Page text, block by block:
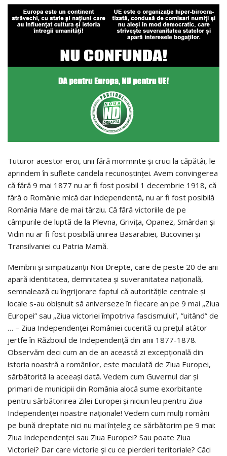
Tuturor acestor eroi, unii fără morminte şi cruci la căpătâi, le
aprindem în suflete candela recunoştinţei. Avem convingerea
că fără 9 mai 1877 nu ar fi fost posibil 1 decembrie 1918, că
fără o Românie mică dar independentă, nu ar fi fost posibilă
România Mare de mai târziu. Că fără victoriile de pe
câmpurile de luptă de la Plevna, Griviţa, Opanez, Smârdan şi
Vidin nu ar fi fost posibilă unirea Basarabiei, Bucovinei şi
Transilvaniei cu Patria Mamă.
Membrii și simpatizanții Noii Drepte, care de peste 20 de ani
apară identitatea, demnitatea și suveranitatea națională,
semnalează cu îngrijorare faptul că autorităţile centrale și
locale s-au obişnuit să aniverseze în fiecare an pe 9 mai „Ziua
Europei” sau „Ziua victoriei împotriva fascismului”, ”uitând” de
… – Ziua Independenţei României cucerită cu preţul atâtor
jertfe în Războiul de Independenţă din anii 1877-1878.
Observăm deci cum an de an această zi excepţională din
istoria noastră a românilor, este maculată de Ziua Europei,
sărbătorită la aceeaşi dată. Vedem cum Guvernul dar și
primari de municipii din România alocă sume exorbitante
pentru sărbătorirea Zilei Europei şi niciun leu pentru Ziua
Independenţei noastre naţionale! Vedem cum mulţi români
pe bună dreptate nici nu mai înţeleg ce sărbătorim pe 9 mai:
Ziua Independenţei sau Ziua Europei? Sau poate Ziua
Victoriei? Dar care victorie şi cu ce pierderi teritoriale? Căci